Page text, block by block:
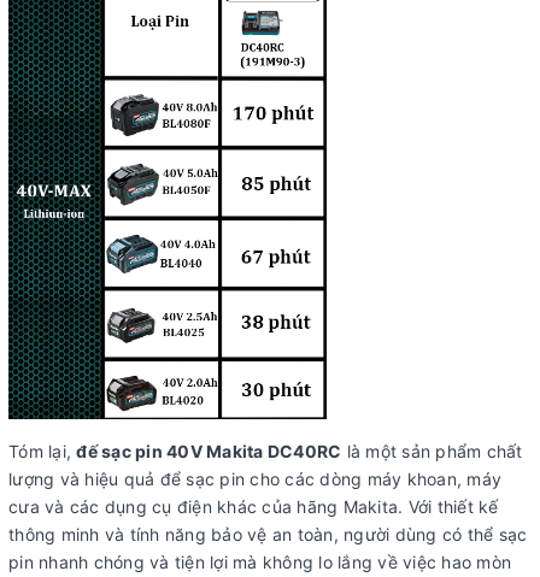
Tóm lại,đế sạc pin 40V Makita DC40RC là một sản phẩm chất
lượng và hiệu quả để sạc pin cho các dòng máy khoan, máy
cưa và các dụng cụ điện khác của hãng Makita. Với thiết kế
thông minh và tính năng bảo vệ an toàn, người dùng có thể sạc
pin nhanh chóng và tiện lợi mà không lo lắng về việc hao mòn